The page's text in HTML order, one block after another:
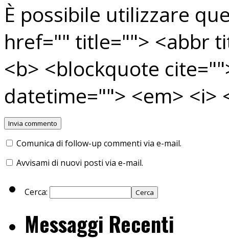
È possibile utilizzare
href="" title=""> <abbr
<b> <blockquote
datetime=""> <em> <i>
Comunica di follow-up commenti via e-mail.
Avvisami di nuovi posti via e-mail.
Cerca:
Messaggi Recenti